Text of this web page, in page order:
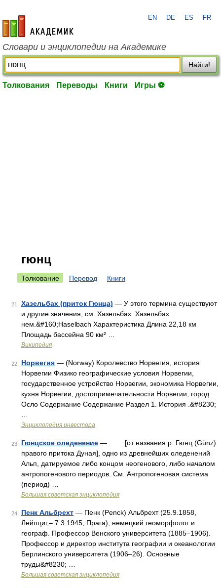
academic.ru
EN DE ES FR
Словари и энциклопедии на Академике
Найти!
Толкования Переводы Книги Игры ⚽
гюнц
Толкование Перевод Книги
21 Хазельбах (приток Гюнца) — У этого термина существуют
и другие значения, см. Хазельбах. Хазельбах
нем.&#160;Haselbach Характеристика Длина 22,18 км
Площадь бассейна 90 км² …
Википедия
22 Норвегия — (Norway) Королевство Норвегия, история
Норвегии Физико географические условия Норвегии,
государственное устройство Норвегии, экономика Норвегии,
кухня Норвегии, достопримечательности Норвегии, город
Осло Содержание Содержание Раздел 1. История .&#8230;
Энциклопедия инвестора
23 Гюнцское оледенение — [от названия р. Гюнц (Günz)
правого притока Дуная], одно из древнейших оледенений
Альп, датируемое либо концом неогенового, либо началом
антропогенового периодов. См. Антропогеновая система
(период) …
Большая советская энциклопедия
24 Пенк Альбрехт — Пенк (Penck) Альбрехт (25.9.1858,
Лейпциг,‒ 7.3.1945, Прага), немецкий геоморфолог и
географ. Профессор Венского университета (1885‒1906).
Профессор и директор института географии и океанологии
Берлинского университета (1906‒26). Основные
труды&#8230; …
Большая советская энциклопедия